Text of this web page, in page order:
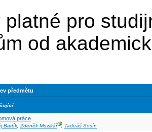
platné pro
od
předmětu
práce
Bartík,Zdeněk MuzikářⒼ, Tadeáš Sosín